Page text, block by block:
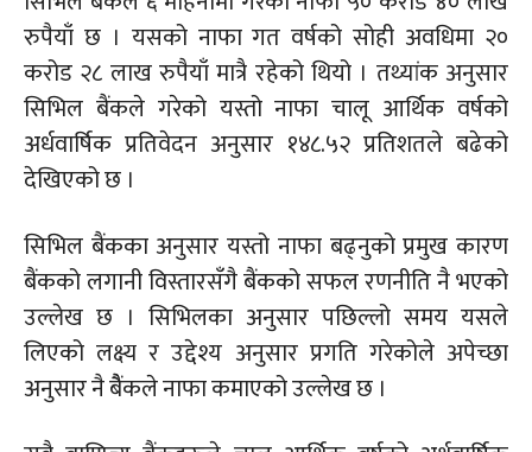
रुपैयाँ छ । यसको नाफा गत वर्षको सोही अवधिमा २०
करोड २८ लाख रुपैयाँ मात्रै रहेको थियो । तथ्यांक अनुसार
सिभिल बैंकले गरेको यस्तो नाफा चालू आर्थिक वर्षको
अर्धवार्षिक प्रतिवेदन अनुसार १४८.५२ प्रतिशतले बढेको
देखिएको छ ।
सिभिल बैंकका अनुसार यस्तो नाफा बढ्नुको प्रमुख कारण
बैंकको लगानी विस्तारसँगै बैंकको सफल रणनीति नै भएको
उल्लेख छ । सिभिलका अनुसार पछिल्लो समय यसले
लिएको लक्ष्य र उद्देश्य अनुसार प्रगति गरेकोले अपेच्छा
अनुसार नै बैैंकले नाफा कमाएको उल्लेख छ ।